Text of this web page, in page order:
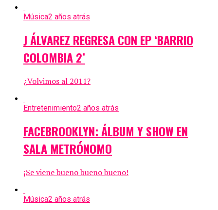
Música2 años atrás
J ÁLVAREZ REGRESA CON EP ‘BARRIO
COLOMBIA 2’
¿Volvimos al 2011?
Entretenimiento2 años atrás
FACEBROOKLYN: ÁLBUM Y SHOW EN
SALA METRÓNOMO
¡Se viene bueno bueno bueno!
Música2 años atrás